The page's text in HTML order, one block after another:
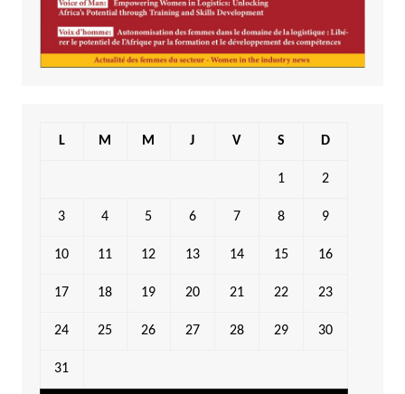
L M M J V S D
1 2
3 4 5 6 7 8 9
10 11 12 13 14 15 16
17 18 19 20 21 22 23
24 25 26 27 28 29 30
31